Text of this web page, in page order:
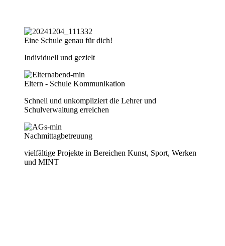
Eine Schule genau für dich!
Individuell und gezielt
Eltern - Schule Kommunikation
Schnell und unkompliziert die Lehrer und
Schulverwaltung erreichen
Nachmittagbetreuung
vielfältige Projekte in Bereichen Kunst, Sport, Werken
und MINT